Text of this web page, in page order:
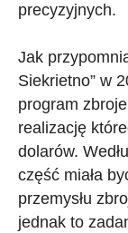
precyzyjnych.
Jak
Siekrietno” w
program
realizację
dolarów.
część miała
przemysłu
jednak to